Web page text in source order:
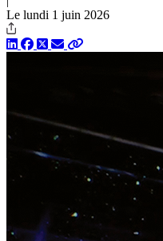
Le lundi 1 juin 2026